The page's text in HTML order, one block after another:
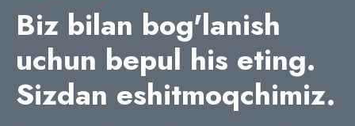
Biz bilan bog'lanish
uchun bepul his eting.
Sizdan eshitmoqchimiz.